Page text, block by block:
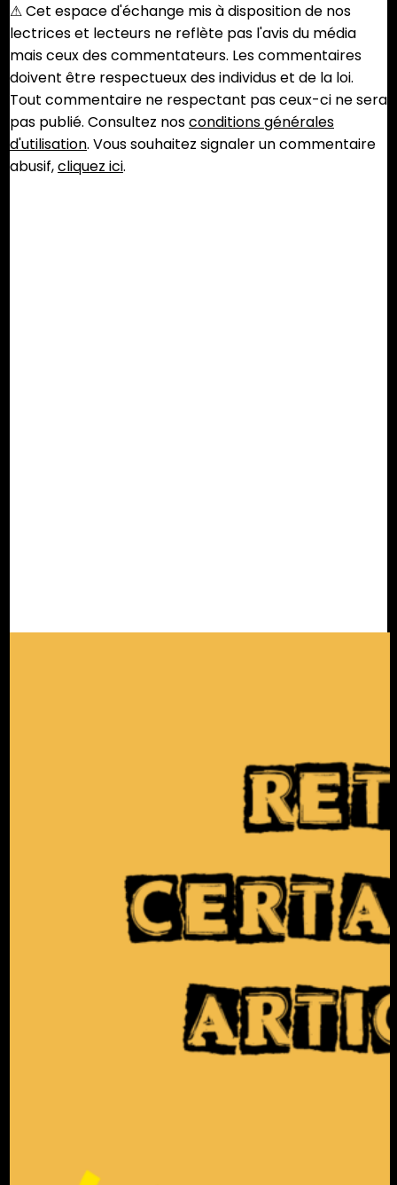
⚠︎ Cet espace d'échange mis à disposition de nos
lectrices et lecteurs ne reflète pas l'avis du média
mais ceux des commentateurs. Les commentaires
doivent être respectueux des individus et de la loi.
Tout commentaire ne respectant pas ceux-ci ne sera
pas publié. Consultez nosconditions générales
d'utilisation. Vous souhaitez signaler un commentaire
abusif,cliquez ici.